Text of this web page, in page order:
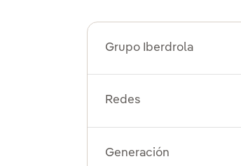
Grupo Iberdrola
Redes
Generación